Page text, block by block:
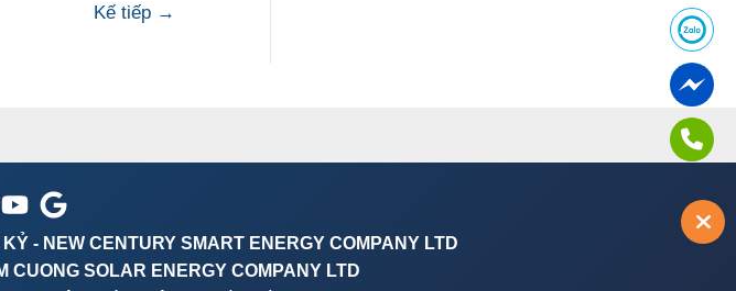
Kế tiếp →
- NEW CENTURY SMART ENERGY COMPANY LTD
CUONG SOLAR ENERGY COMPANY LTD